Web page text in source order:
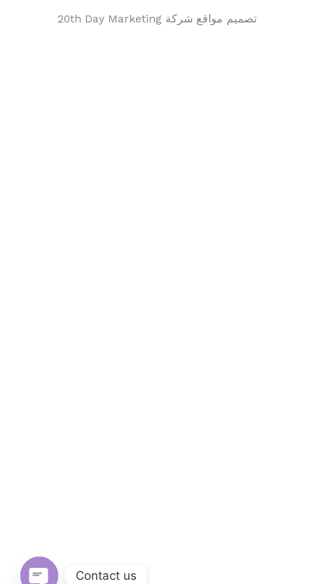
تصميم مواقع شركة 20th Day Marketing
Contact us